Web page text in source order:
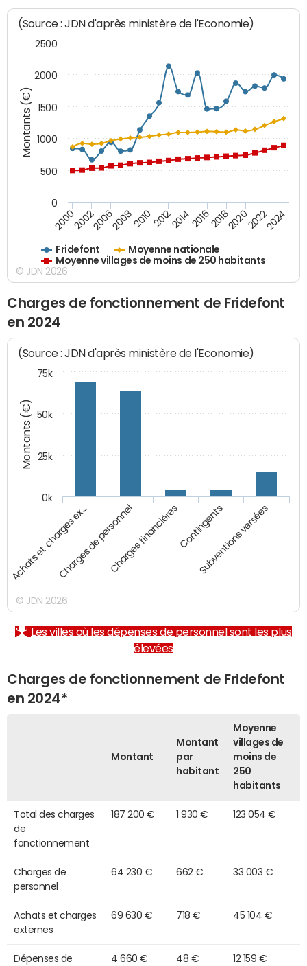
Montants (€)
(Source : JDN d'après ministère de l'Economie)
Fridefont
Moyenne nationale
Moyenne villages de moins de 250 habitants
200020022006200820102012201420162018202020222024
0
500
1000
1500
2000
2500
© JDN 2026
Charges de fonctionnement de Fridefont
en 2024
Montants (€)
(Source : JDN d'après ministère de l'Economie)
Achats et charges ex…Charges de personnelCharges financièresContingents
Subventions versées
0k
25k
50k
75k
© JDN 2026
Les villes où les dépenses de personnel sont les plus
élevées
Charges de fonctionnement de Fridefont
en 2024*
Montant
Montant
par
habitant
Moyenne
villages de
moins de
250
habitants
Total des charges
de
fonctionnement
187 200 € 1 930 € 123 054 €
Charges de
personnel
64 230 € 662 € 33 003 €
Achats et charges
externes
69 630 € 718 € 45 104 €
Dépenses de 4 660 € 48 € 12 159 €